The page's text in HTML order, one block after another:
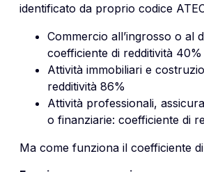
identificato da proprio codice
Commercio all’ingrosso o al
coefficiente di redditività 40%
Attività immobiliari e
redditività 86%
Attività professionali,
o finanziarie: coefficiente di
Ma come funziona il coefficiente